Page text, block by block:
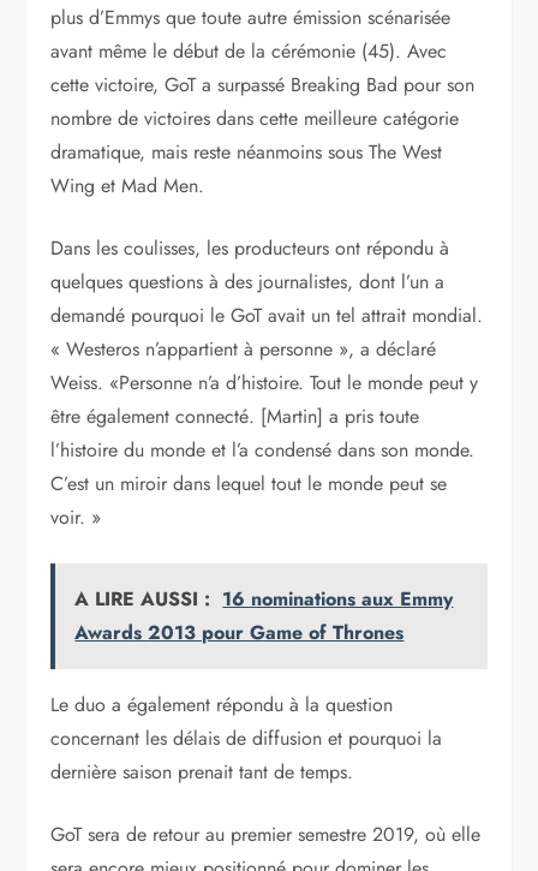
plus d’Emmys que toute autre émission scénarisée
avant même le début de la cérémonie (45). Avec
cette victoire, GoT a surpassé Breaking Bad pour son
nombre de victoires dans cette meilleure catégorie
dramatique, mais reste néanmoins sous The West
Wing et Mad Men.
Dans les coulisses, les producteurs ont répondu à
quelques questions à des journalistes, dont l’un a
demandé pourquoi le GoT avait un tel attrait mondial.
« Westeros n’appartient à personne », a déclaré
Weiss. «Personne n’a d’histoire. Tout le monde peut y
être également connecté. [Martin] a pris toute
l’histoire du monde et l’a condensé dans son monde.
C’est un miroir dans lequel tout le monde peut se
voir. »
A LIRE AUSSI : 16 nominations aux Emmy
Awards 2013 pour Game of Thrones
Le duo a également répondu à la question
concernant les délais de diffusion et pourquoi la
dernière saison prenait tant de temps.
GoT sera de retour au premier semestre 2019, où elle